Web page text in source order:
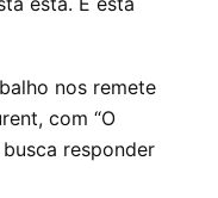
nos remete
com “O
responder